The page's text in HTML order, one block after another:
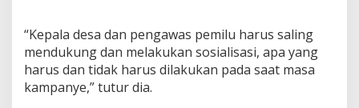
“Kepala desa dan pengawas pemilu harus saling
mendukung dan melakukan sosialisasi, apa yang
harus dan tidak harus dilakukan pada saat masa
kampanye,” tutur dia.